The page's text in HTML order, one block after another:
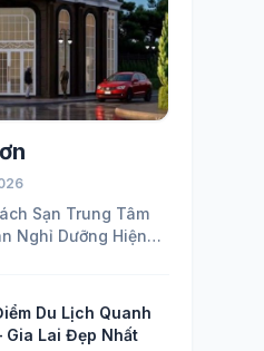
Sạn Trung Tâm
Nghỉ Dưỡng Hiện
Du Lịch Quanh
Gia Lai Đẹp Nhất